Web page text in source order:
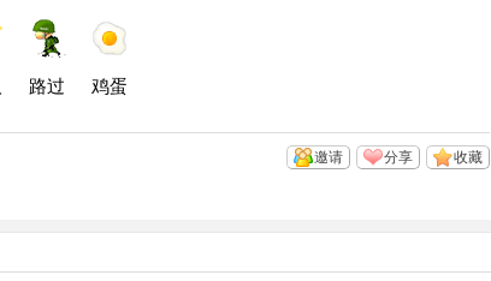
路过 鸡蛋
收藏
分享
邀请